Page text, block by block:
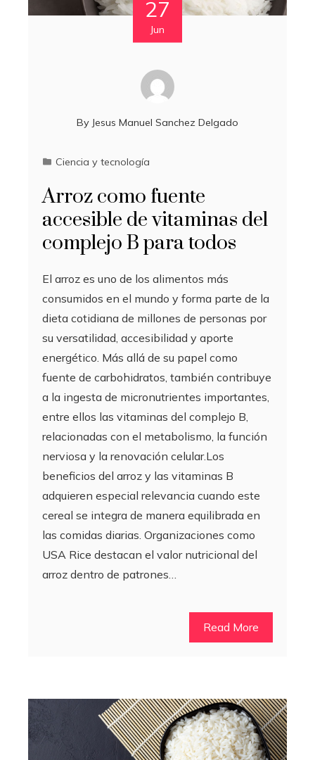
27
Jun
By Jesus Manuel Sanchez Delgado
Ciencia y tecnología
Arroz como fuente
accesible de vitaminas del
complejo B para todos
El arroz es uno de los alimentos más
consumidos en el mundo y forma parte de la
dieta cotidiana de millones de personas por
su versatilidad, accesibilidad y aporte
energético. Más allá de su papel como
fuente de carbohidratos, también contribuye
a la ingesta de micronutrientes importantes,
entre ellos las vitaminas del complejo B,
relacionadas con el metabolismo, la función
nerviosa y la renovación celular.Los
beneficios del arroz y las vitaminas B
adquieren especial relevancia cuando este
cereal se integra de manera equilibrada en
las comidas diarias. Organizaciones como
USA Rice destacan el valor nutricional del
arroz dentro de patrones…
Read More